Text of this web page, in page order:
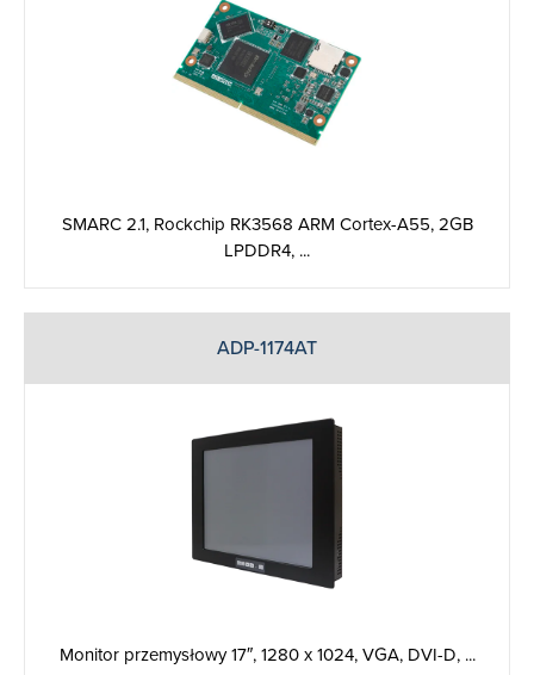
SMARC 2.1, Rockchip RK3568 ARM Cortex-A55, 2GB
LPDDR4, ...
ADP-1174AT
Monitor przemysłowy 17″, 1280 x 1024, VGA, DVI-D, ...